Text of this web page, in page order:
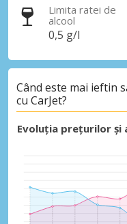
Limita ratei de
alcool
0,5 g/l
Când este mai ieftin
cu CarJet?
Evoluția prețurilor și
Economii
Accesați
furnizorilor